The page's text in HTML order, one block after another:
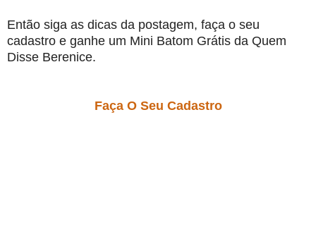
Então siga as dicas da postagem, faça o seu
cadastro e ganhe um Mini Batom Grátis da Quem
Disse Berenice.
Faça O Seu Cadastro